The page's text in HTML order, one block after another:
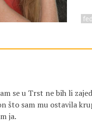
se u Trst ne bih li
što sam mu ostavila
ja.